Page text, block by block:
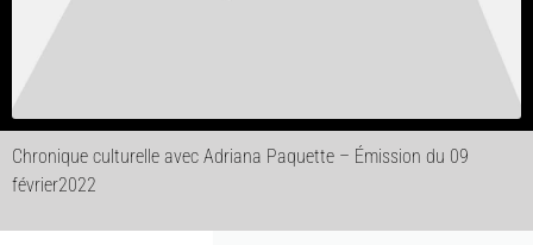
Chronique culturelle avec Adriana Paquette – Émission du 09
février2022